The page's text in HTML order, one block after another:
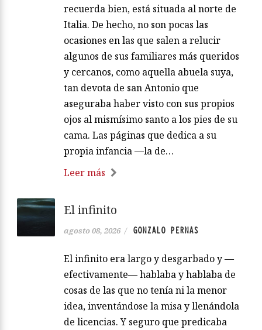
recuerda bien, está situada al norte de
Italia. De hecho, no son pocas las
ocasiones en las que salen a relucir
algunos de sus familiares más queridos
y cercanos, como aquella abuela suya,
tan devota de san Antonio que
aseguraba haber visto con sus propios
ojos al mismísimo santo a los pies de su
cama. Las páginas que dedica a su
propia infancia —la de…
Leer más
El infinito
agosto 08, 2026 / GONZALO PERNAS
El infinito era largo y desgarbado y —
efectivamente— hablaba y hablaba de
cosas de las que no tenía ni la menor
idea, inventándose la misa y llenándola
de licencias. Y seguro que predicaba